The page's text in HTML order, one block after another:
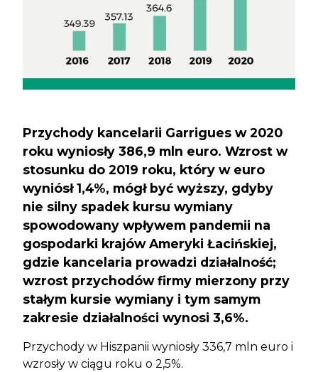
Przychody kancelarii Garrigues w 2020
roku wyniosły 386,9 mln euro. Wzrost w
stosunku do 2019 roku, który w euro
wyniósł 1,4%, mógł być wyższy, gdyby
nie silny spadek kursu wymiany
spowodowany wpływem pandemii na
gospodarki krajów Ameryki Łacińskiej,
gdzie kancelaria prowadzi działalność;
wzrost przychodów firmy mierzony przy
stałym kursie wymiany i tym samym
zakresie działalności wynosi 3,6%.
Przychody w Hiszpanii wyniosły 336,7 mln euro i
wzrosły w ciągu roku o 2,5%.